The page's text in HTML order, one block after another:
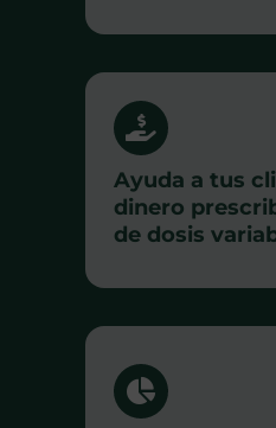
Ayuda a tus
dinero
de dosis